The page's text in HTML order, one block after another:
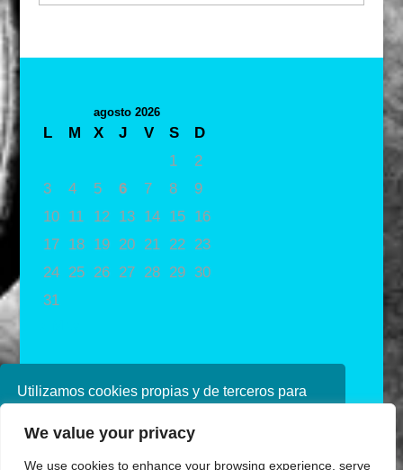
Utilizamos cookies propias y de terceros para
navegando, consideramos que acepta su uso.
We value your privacy
We use cookies to enhance your browsing experience, serve
agosto 2026
L M X J V S
D
1
2
3
4 5 6 7 8
9
10
11 12 13 14 15
16
17
18 19 20 21 22
23
24
25 26 27 28 29 30
31